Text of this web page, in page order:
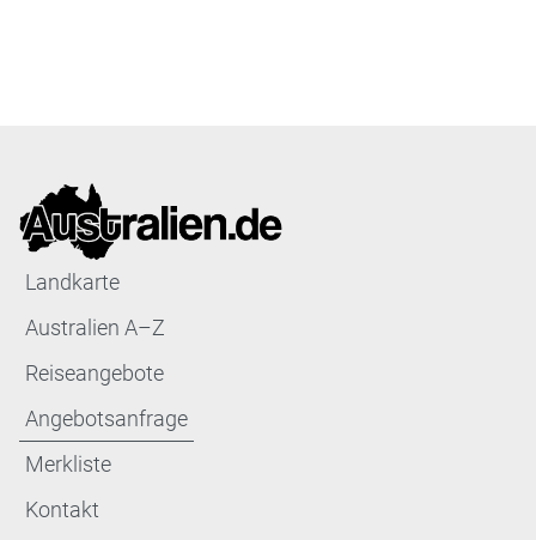
Landkarte
Australien A–Z
Reiseangebote
Angebotsanfrage
Merkliste
Kontakt